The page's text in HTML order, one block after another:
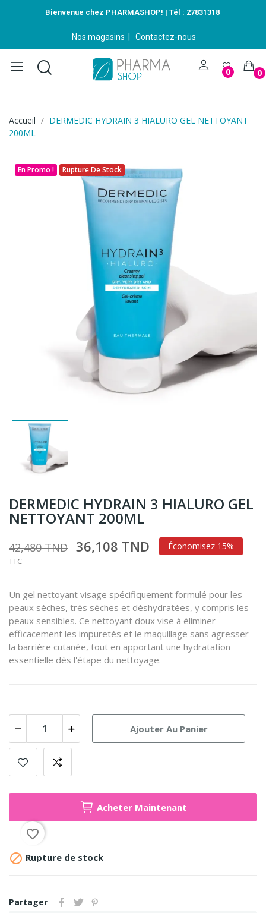
Bienvenue chez PHARMASHOP! | Tél : 27831318
Nos magasins Contactez-nous
0 0
Accueil
DERMEDIC HYDRAIN 3 HIALURO GEL NETTOYANT
200ML
En Promo ! Rupture De Stock
DERMEDIC HYDRAIN 3 HIALURO GEL
NETTOYANT 200ML
42,480 TND 36,108 TND Économisez 15%
TTC
Un gel nettoyant visage spécifiquement formulé pour les
peaux sèches, très sèches et déshydratées, y compris les
peaux sensibles. Ce nettoyant doux vise à éliminer
efficacement les impuretés et le maquillage sans agresser
la barrière cutanée, tout en apportant une hydratation
essentielle dès l'étape du nettoyage.
Ajouter Au Panier
Acheter Maintenant
favorite_border
 Rupture de stock
Partager